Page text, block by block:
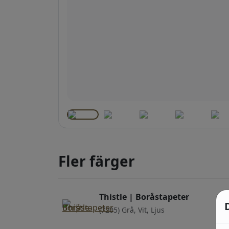
Fler färger
Thistle | Boråstapeter
(7205) Grå, Vit, Ljus